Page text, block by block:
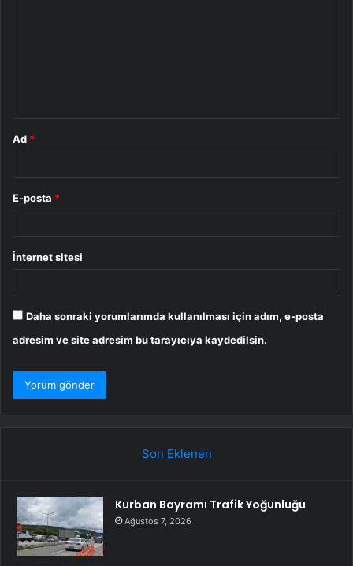
Ad *
E-posta *
İnternet sitesi
Daha sonraki yorumlarımda kullanılması için adım, e-posta
adresim ve site adresim bu tarayıcıya kaydedilsin.
Son Eklenen
Kurban Bayramı Trafik Yoğunluğu
Ağustos 7, 2026